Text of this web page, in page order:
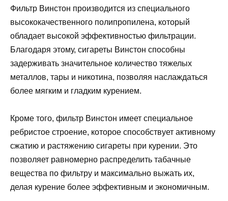
Фильтр Винстон производится из специального
высококачественного полипропилена, который
обладает высокой эффективностью фильтрации.
Благодаря этому, сигареты Винстон способны
задерживать значительное количество тяжелых
металлов, тары и никотина, позволяя наслаждаться
более мягким и гладким курением.
Кроме того, фильтр Винстон имеет специальное
ребристое строение, которое способствует активному
сжатию и растяжению сигареты при курении. Это
позволяет равномерно распределить табачные
вещества по фильтру и максимально выжать их,
делая курение более эффективным и экономичным.